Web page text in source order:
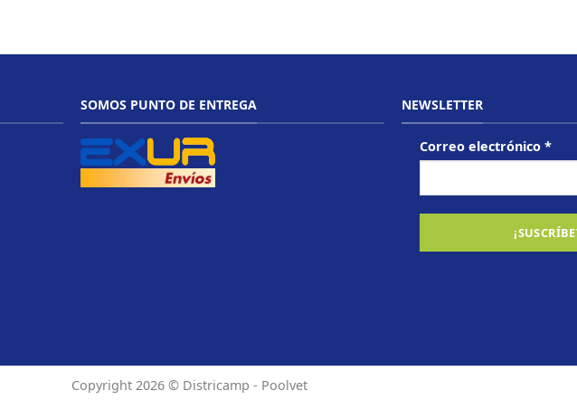
SOMOS PUNTO DE ENTREGA NEWSLETTER
Correo electrónico*
Copyright 2026 © Districamp - Poolvet